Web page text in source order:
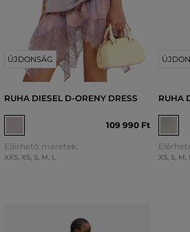
ÚJDONSÁG
RUHA DIESEL D-ORENY DRESS
109 990 Ft
Elérhető méretek:
XXS, XS, S, M, L
RUHA
XS, S, M,